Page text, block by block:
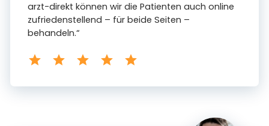
arzt-direkt können wir die Patienten auch online
zufriedenstellend – für beide Seiten –
behandeln.“